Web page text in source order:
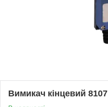
Вимикач кінцевий 8107